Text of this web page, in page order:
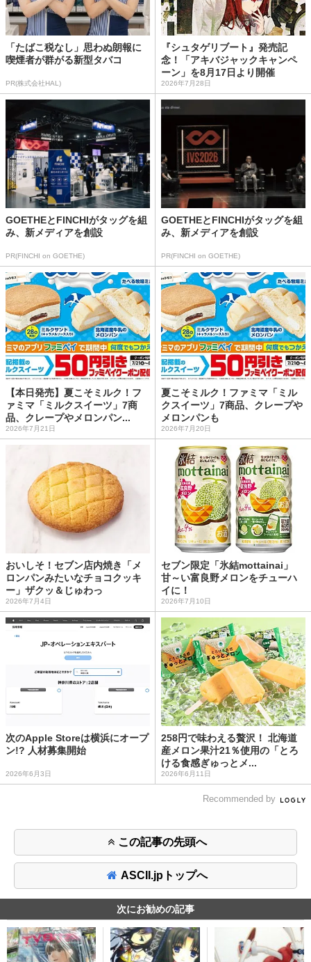
「たばこ税なし」思わぬ朗報に
喫煙者が群がる新型タバコ
PR(株式会社HAL)
『シュタゲリブート』発売記
念！「アキバジャックキャンペ
ーン」を8月17日より開催
2026年7月28日
GOETHEとFINCHIがタッグを組
み、新メディアを創設
PR(FINCHI on GOETHE)
GOETHEとFINCHIがタッグを組
み、新メディアを創設
PR(FINCHI on GOETHE)
【本日発売】夏こそミルク！フ
ァミマ「ミルクスイーツ」7商
品、クレープやメロンパン...
2026年7月21日
夏こそミルク！ファミマ「ミル
クスイーツ」7商品、クレープや
メロンパンも
2026年7月20日
おいしそ！セブン店内焼き「メ
ロンパンみたいなチョコクッキ
ー」ザクッ＆じゅわっ
2026年7月4日
セブン限定「氷結mottainai」
甘～い富良野メロンをチューハ
イに！
2026年7月10日
次のApple Storeは横浜にオープ
ン!? 人材募集開始
2026年6月3日
258円で味わえる贅沢！ 北海道
産メロン果汁21％使用の「とろ
ける食感ぎゅっとメ...
2026年6月11日
Recommended by
この記事の先頭へ
ASCII.jpトップへ
次にお勧めの記事